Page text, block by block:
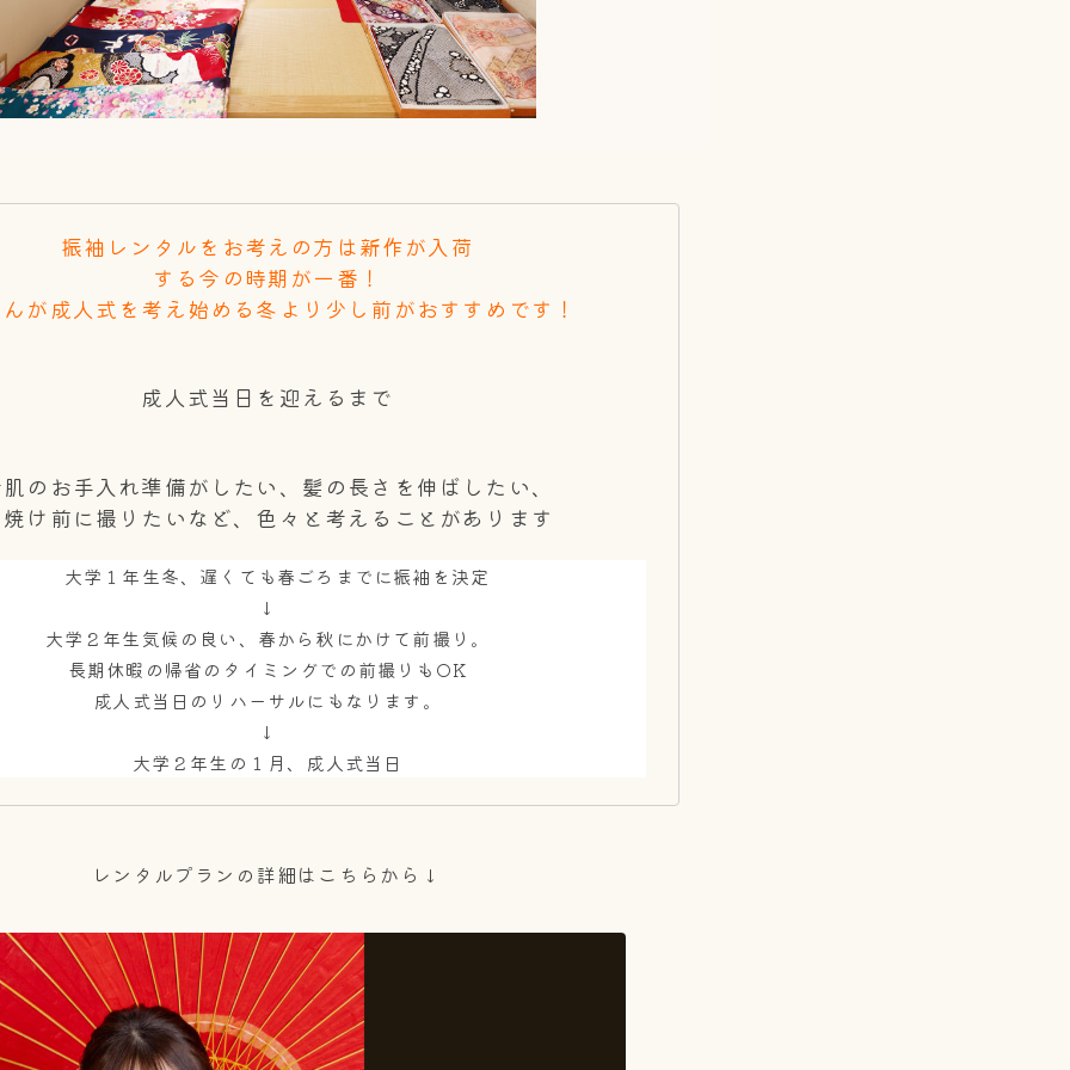
振袖レンタルをお考えの方は新作が入荷
する今の時期が一番！
が成人式を考え始める冬より少し前がおすすめです！
成人式当日を迎えるまで
のお手入れ準備がしたい、髪の長さを伸ばしたい、
け前に撮りたいなど、色々と考えることがあります
大学１年生冬、遅くても春ごろまでに振袖を決定
↓
大学２年生気候の良い、春から秋にかけて前撮り。
長期休暇の帰省のタイミングでの前撮りもOK
成人式当日のリハーサルにもなります。
↓
大学２年生の１月、成人式当日
レンタルプランの詳細はこちらから↓